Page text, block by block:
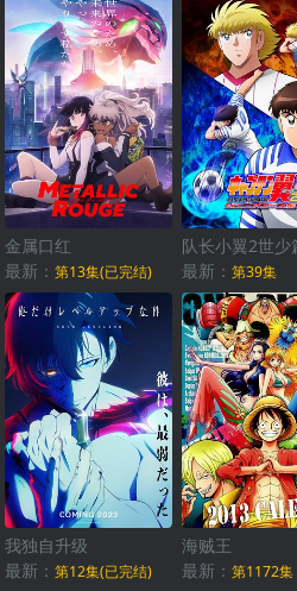
金属口红
最新： 第13集(已完结)
队长小翼2世少
最新：第39集
我独自升级
最新： 第12集(已完结)
海贼王
最新：第1172集